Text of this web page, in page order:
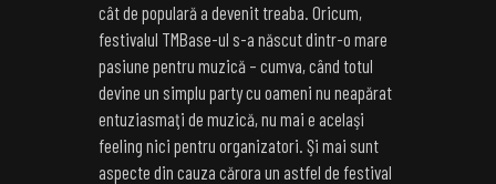
cât de populară a devenit treaba. Oricum,
festivalul TMBase-ul s-a născut dintr-o mare
pasiune pentru muzică – cumva, când totul
devine un simplu party cu oameni nu neapărat
entuziasmaţi de muzică, nu mai e acelaşi
feeling nici pentru organizatori. Şi mai sunt
aspecte din cauza cărora un astfel de festival